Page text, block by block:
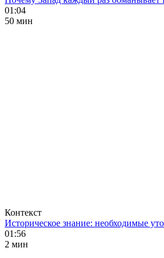
01:04
50 мин
Контекст
Историческое знание: необходимые
01:56
2 мин